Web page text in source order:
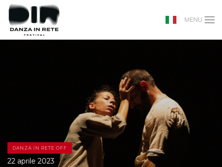
MENU
DANZA IN RETE OFF
22 aprile 2023